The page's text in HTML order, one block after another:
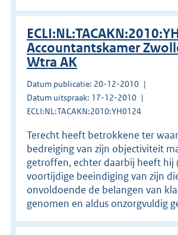
Accountantskamer
Wtra AK
Datum publicatie: 20-12-2010
Datum uitspraak: 17-12-2010
ECLI:NL:TACAKN:2010:YH0124
Terecht heeft betrokkene ter
bedreiging van zijn objectiviteit
getroffen, echter daarbij heeft hij
voortijdige beeindiging van zijn
onvoldoende de belangen van
genomen en aldus onzorgvuldig